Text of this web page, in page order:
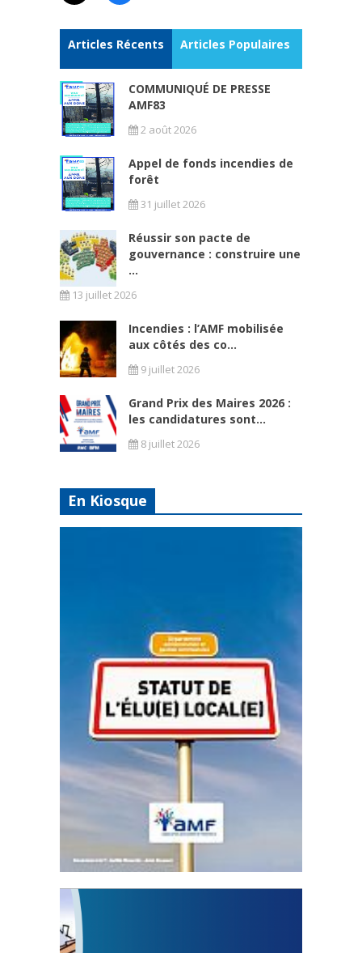
Articles Récents Articles Populaires
COMMUNIQUÉ DE PRESSE
AMF83
2 août 2026
Appel de fonds incendies de
forêt
31 juillet 2026
Réussir son pacte de
gouvernance : construire une
...
13 juillet 2026
Incendies : l’AMF mobilisée
aux côtés des co...
9 juillet 2026
Grand Prix des Maires 2026 :
les candidatures sont...
8 juillet 2026
En Kiosque
Statut de l’élu local
3 avril 2024
Mise à jour avril 2024